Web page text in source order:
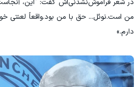
در شعر فراموش‌نشدنی‌اش گفت: "این،
من است.نوئل... حق با من بود.واقعاً
دارم.»